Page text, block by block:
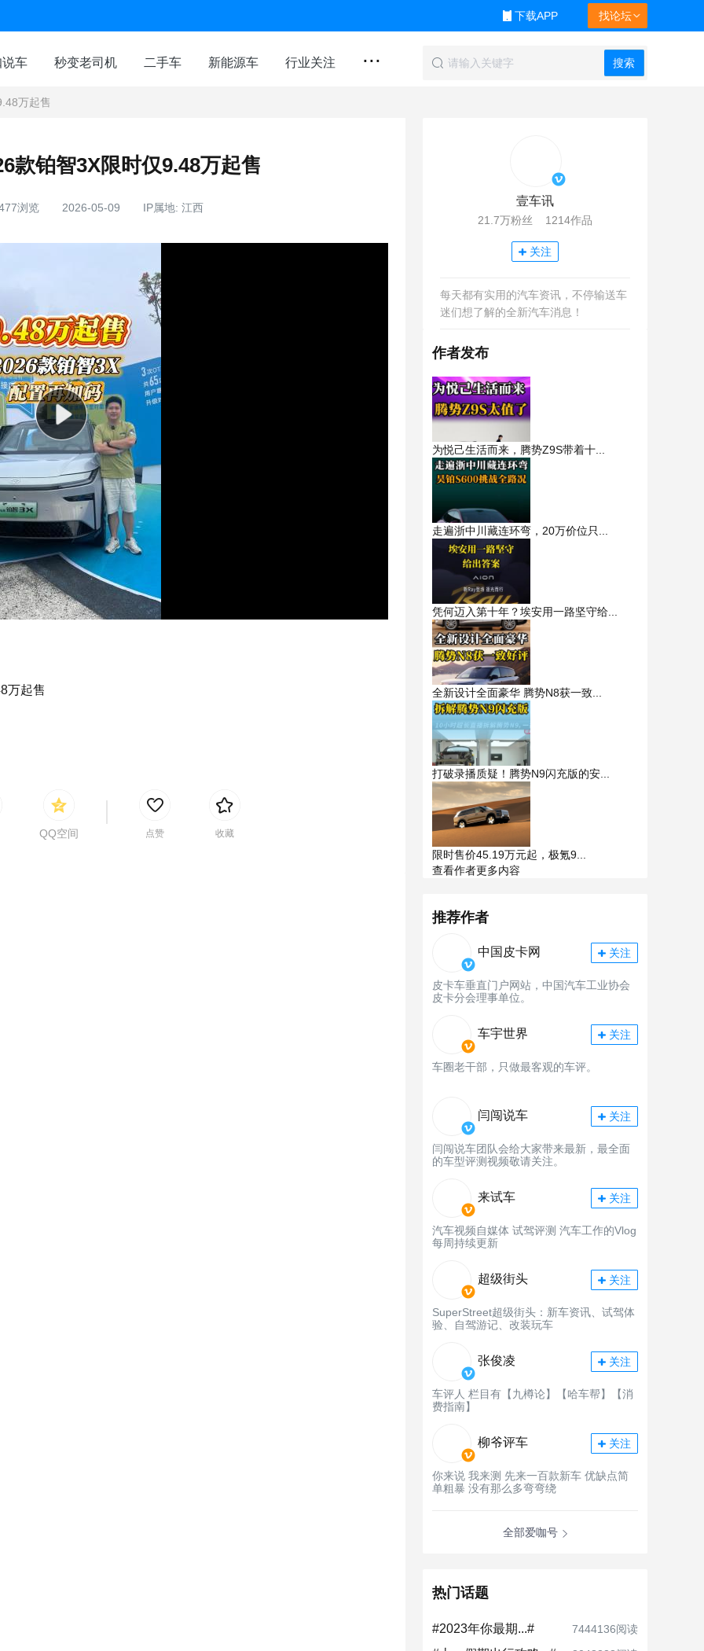
找论坛
下载APP
车 秒变老司机 二手车 新能源车 行业关注 ... 搜索
万起售
款铂智3X限时仅9.48万起售
浏览 2026-05-09 IP属地: 江西
万起售
QQ空间 点赞 收藏
壹车讯
21.7万粉丝 1214作品
关注
每天都有实用的汽车资讯，不停输送车
迷们想了解的全新汽车消息！
作者发布
为悦己生活而来，腾势Z9S带着十...
走遍浙中川藏连环弯，20万价位只...
凭何迈入第十年？埃安用一路坚守给...
全新设计全面豪华 腾势N8获一致...
打破录播质疑！腾势N9闪充版的安...
限时售价45.19万元起，极氪9...
查看作者更多内容
推荐作者
中国皮卡网 关注
皮卡车垂直门户网站，中国汽车工业协会
皮卡分会理事单位。
车宇世界 关注
车圈老干部，只做最客观的车评。
闫闯说车 关注
闫闯说车团队会给大家带来最新，最全面
的车型评测视频敬请关注。
来试车 关注
汽车视频自媒体 试驾评测 汽车工作的Vlog
每周持续更新
超级街头 关注
SuperStreet超级街头：新车资讯、试驾体
验、自驾游记、改装玩车
张俊凌 关注
车评人 栏目有【九樽论】【哈车帮】【消
费指南】
柳爷评车 关注
你来说 我来测 先来一百款新车 优缺点简
单粗暴 没有那么多弯弯绕
全部爱咖号
热门话题
#2023年你最期...# 7444136阅读